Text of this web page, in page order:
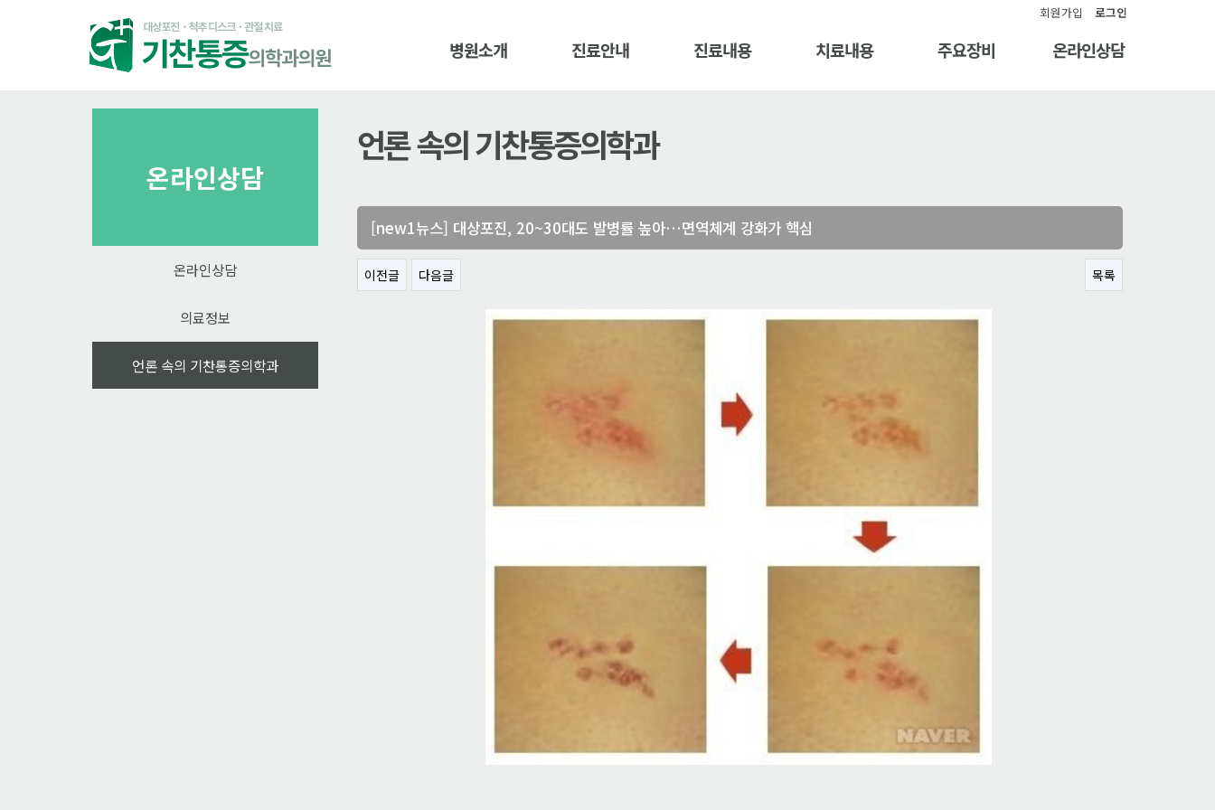
회원가입 로그인
병원소개 진료안내 진료내용 치료내용 주요장비 온라인상담
온라인상담
온라인상담
의료정보
언론 속의 기찬통증의학과
언론 속의 기찬통증의학과
[new1뉴스] 대상포진, 20~30대도 발병률 높아…면역체계 강화가 핵심
이전글 다음글 목록